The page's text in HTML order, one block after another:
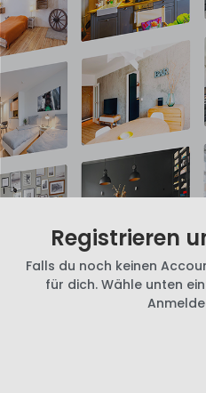
Registrieren
Falls du noch keinen
für dich. Wähle unten